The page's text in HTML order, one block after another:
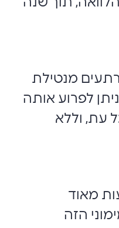
מנטילת
לפרוע אותה
עת, וללא
מאוד
הזה